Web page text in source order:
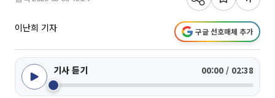
이난희 기자 구글 선호매체 추가
기사 듣기 00:00 / 02:38